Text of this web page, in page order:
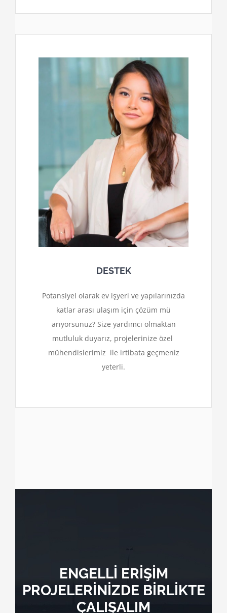
DESTEK
Potansiyel olarak ev işyeri ve yapılarınızda
katlar arası ulaşım için çözüm mü
arıyorsunuz? Size yardımcı olmaktan
mutluluk duyarız, projelerinize özel
mühendislerimiz ile irtibata geçmeniz
yeterli.
ENGELLİ ERİŞİM
PROJELERİNİZDE BİRLİKTE
ÇALIŞALIM